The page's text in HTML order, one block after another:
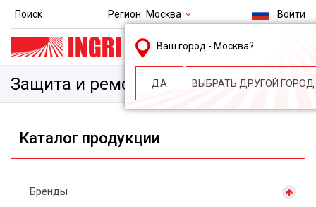
Поиск Регион: Москва
Ваш город - Москва?
ДА ВЫБРАТЬ ДРУГОЙ ГОРОД
Войти
msk@ingri.ru
пн. – пт.: 9.00-18.00
Защита и ремонт бетона
Каталог продукции
Бренды